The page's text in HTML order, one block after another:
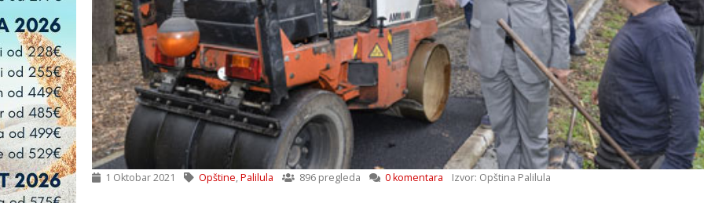
1 Oktobar 2021 Opštine,Palilula 896 pregleda 0 komentara Izvor: Opština Palilula